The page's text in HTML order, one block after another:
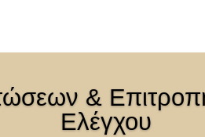
&
Ελέγχου